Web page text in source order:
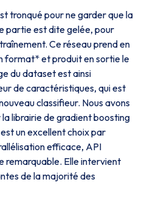
tronqué pour ne garder que la
partie est dite gelée, pour
Ce réseau prend en
format* et produit en sortie le
du dataset est ainsi
de caractéristiques, qui est
classifieur. Nous avons
librairie de gradient boosting
un excellent choix par
efficace, API
remarquable. Elle intervient
de la majorité des